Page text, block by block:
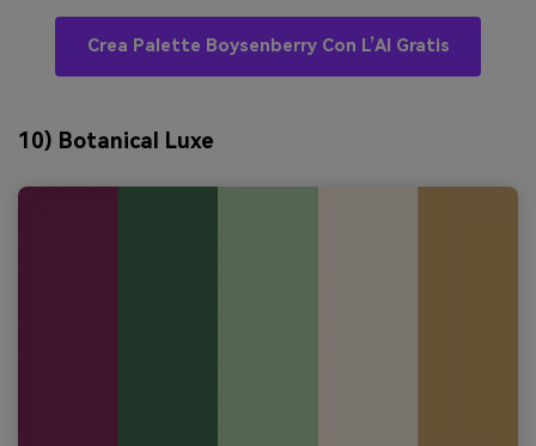
Crea Palette Boysenberry Con L’AI Gratis
10) Botanical Luxe